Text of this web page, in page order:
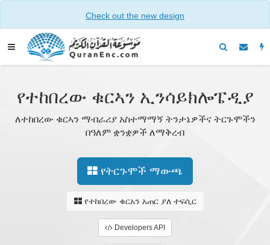
Check out the new design
የተከበረው ቁርኣን ኢንሳይክሎፔዲያ
ለተከበረው ቁርኣን ማብራሪያ አስተማማኝ ትንታኔዎችና ትርጉሞችን
በዓለም ቋንቋዎች ለማቅረብ
የትርጉሞች ማውጫ
የተከበረው ቁርአን አጠር ያለ ተፍሲር
Developers API